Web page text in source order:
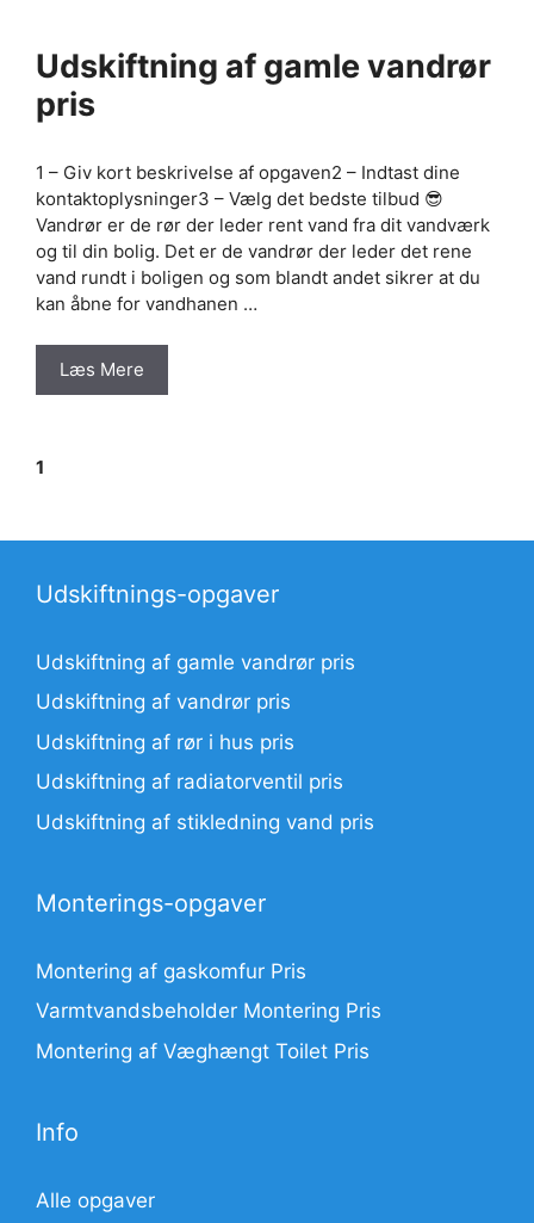
Udskiftning af gamle vandrør
pris
1 – Giv kort beskrivelse af opgaven2 – Indtast dine
kontaktoplysninger3 – Vælg det bedste tilbud 😎
Vandrør er de rør der leder rent vand fra dit vandværk
og til din bolig. Det er de vandrør der leder det rene
vand rundt i boligen og som blandt andet sikrer at du
kan åbne for vandhanen …
Læs Mere
Side
1
Udskiftnings-opgaver
Udskiftning af gamle vandrør pris
Udskiftning af vandrør pris
Udskiftning af rør i hus pris
Udskiftning af radiatorventil pris
Udskiftning af stikledning vand pris
Monterings-opgaver
Montering af gaskomfur Pris
Varmtvandsbeholder Montering Pris
Montering af Væghængt Toilet Pris
Info
Alle opgaver